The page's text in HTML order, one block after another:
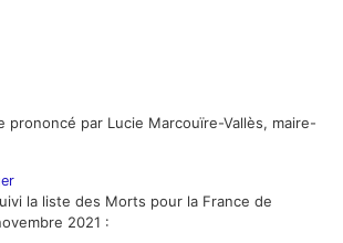
prononcé par Lucie Marcouïre-Vallès, maire-
la liste des Morts pour la France de
2021 :